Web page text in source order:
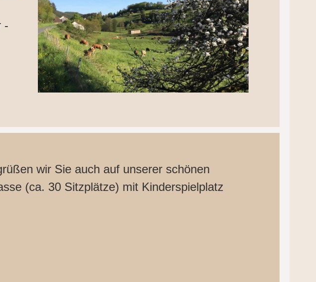
-
wir Sie auch auf unserer schönen
(ca. 30 Sitzplätze) mit Kinderspielplatz